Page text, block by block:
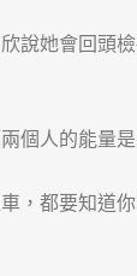
說她會回頭檢
個人的能量
，都要知道